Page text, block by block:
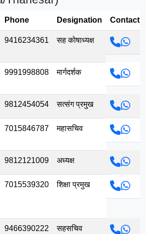
Phone Designation Contact
9416234361 सह कोषाध्यक्ष
9991998808 मार्गदर्शक
9812454054 सत्संग प्रमुख
7015846787 महासचिव
9812121009 अध्यक्ष
7015539320 शिक्षा प्रमुख
9466390222 सहसचिव